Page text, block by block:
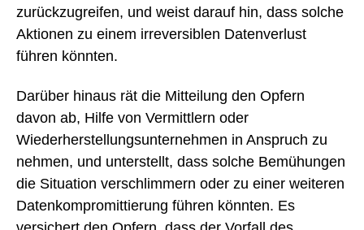
zurückzugreifen, und weist darauf hin, dass solche
Aktionen zu einem irreversiblen Datenverlust
führen könnten.
Darüber hinaus rät die Mitteilung den Opfern
davon ab, Hilfe von Vermittlern oder
Wiederherstellungsunternehmen in Anspruch zu
nehmen, und unterstellt, dass solche Bemühungen
die Situation verschlimmern oder zu einer weiteren
Datenkompromittierung führen könnten. Es